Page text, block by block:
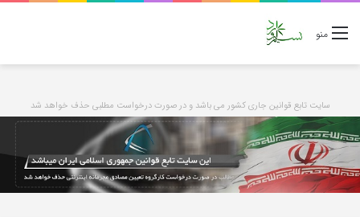
منو
سایت تابع قوانین جاری کشور می باشد و در صورت درخواست مطلبی حذف خواهد شد